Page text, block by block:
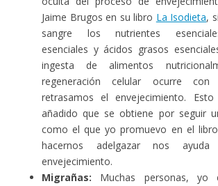
Jaime Brugos en su libro La Isodieta,
sangre los nutrientes
esenciales y ácidos grasos
ingesta de alimentos
regeneración celular ocurre
retrasamos el envejecimiento.
añadido que se obtiene por seguir
como el que yo promuevo en el
hacernos adelgazar nos
envejecimiento.
Migrañas: Muchas personas, yo